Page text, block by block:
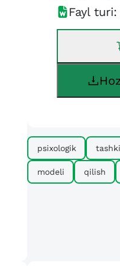
Fayl turi:
psixologik
modeli qilish